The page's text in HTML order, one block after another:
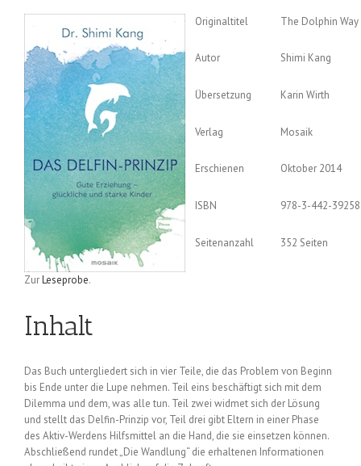
Originaltitel The Dolphin Way
Autor Shimi Kang
Übersetzung Karin Wirth
Verlag Mosaik
Erschienen Oktober 2014
ISBN 978-3-442-
Seitenanzahl 352 Seiten
ZurLeseprobe.
Inhalt
Das Buch untergliedert sich in vier Teile, die das Problem von Beginn
bis Ende unter die Lupe nehmen. Teil eins beschäftigt sich mit dem
Dilemma und dem, was alle tun. Teil zwei widmet sich der Lösung
und stellt das Delfin-Prinzip vor, Teil drei gibt Eltern in einer Phase
des Aktiv-Werdens Hilfsmittel an die Hand, die sie einsetzen können.
Abschließend rundet „Die Wandlung“ die erhaltenen Informationen